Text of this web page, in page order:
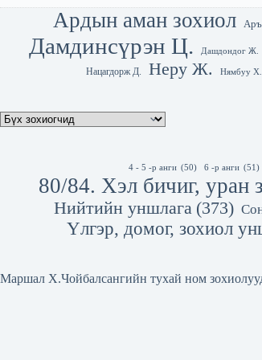
Ардын аман зохиол
Дамдинсүрэн Ц. Дашдондог Ж.
Нацагдорж Д. Неру Ж. Нямбуу Х.
4 - 5 -р анги (50) 6 -р анги (51)
80/84. Хэл бичиг, уран
Нийтийн уншлага (373)
Үлгэр, домог, зохиол
Маршал Х.Чойбалсангийн тухай ном